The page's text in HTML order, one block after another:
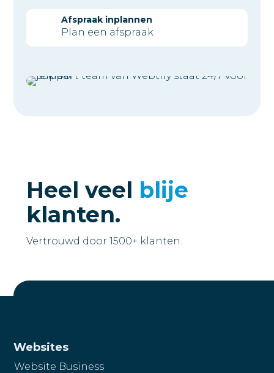
Afspraak inplannen
Plan een afspraak
Heel veel blije
klanten.
Vertrouwd door 1500+ klanten.
Websites
Website Business